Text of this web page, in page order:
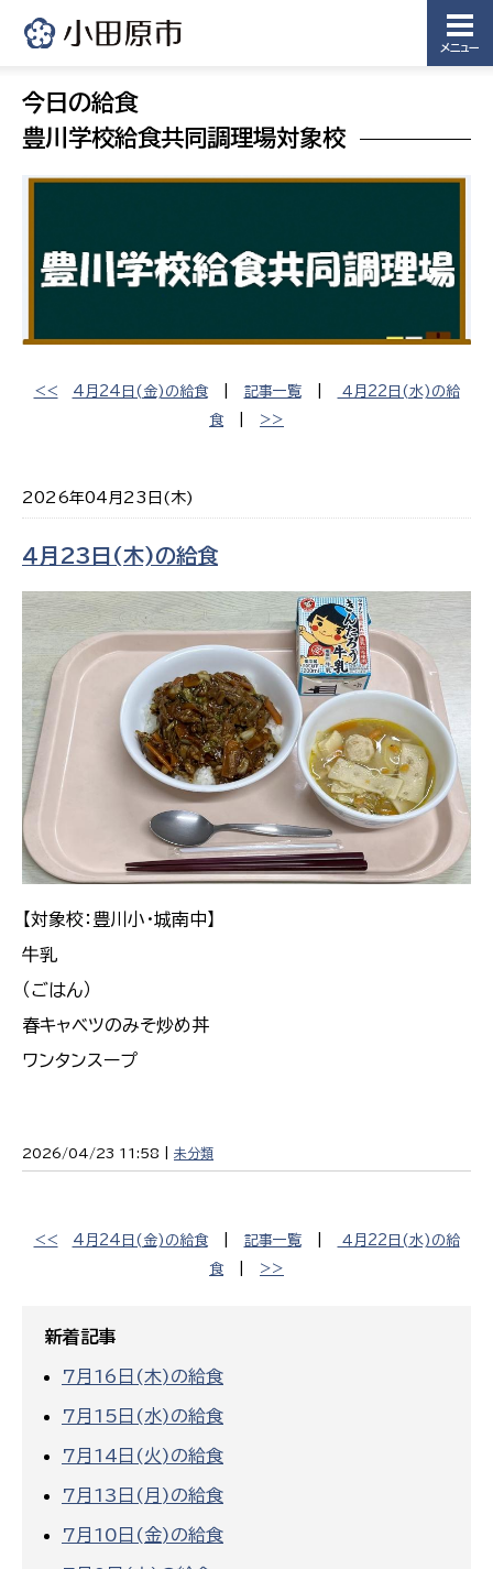
メニュー
今日の給食
豊川学校給食共同調理場対象校
<< 4月24日(金)の給食| 記事一覧|
４月22日(水)の給
食
>>
2026年04月23日(木)
４月23日(木)の給食
【対象校：豊川小・城南中】
牛乳
（ごはん）
春キャベツのみそ炒め丼
ワンタンスープ
2026/04/23 11:58 | 未分類
<< 4月24日(金)の給食| 記事一覧|
４月22日(水)の給
食
>>
新着記事
7月16日(木)の給食
7月15日(水)の給食
7月14日(火)の給食
7月13日(月)の給食
7月10日(金)の給食